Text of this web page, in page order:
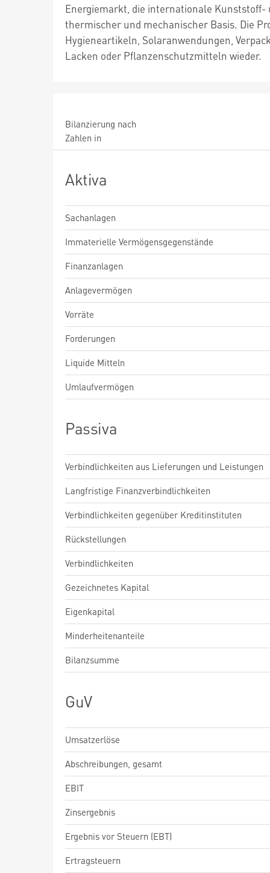
Energiemarkt, die internationale
thermischer und mechanischer Basis. Die
Hygieneartikeln, Solaranwendungen,
Lacken oder Pflanzenschutzmitteln wieder.
Bilanzierung nach
Zahlen in
Aktiva
Sachanlagen
Immaterielle Vermögensgegenstände
Finanzanlagen
Anlagevermögen
Vorräte
Forderungen
Liquide Mitteln
Umlaufvermögen
Passiva
Verbindlichkeiten aus Lieferungen und Leistungen
Langfristige Finanzverbindlichkeiten
Verbindlichkeiten gegenüber Kreditinstituten
Rückstellungen
Verbindlichkeiten
Gezeichnetes Kapital
Eigenkapital
Minderheitenanteile
Bilanzsumme
GuV
Umsatzerlöse
Abschreibungen, gesamt
EBIT
Zinsergebnis
Ergebnis vor Steuern (EBT)
Ertragsteuern